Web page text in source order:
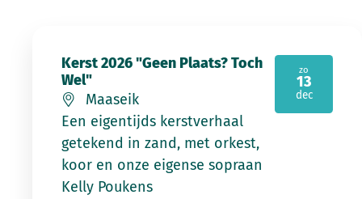
zo
13
dec
2026
Kerst 2026 "Geen Plaats? Toch
Wel"
Maaseik
Een eigentijds kerstverhaal
getekend in zand, met orkest,
koor en onze eigense sopraan
Kelly Poukens